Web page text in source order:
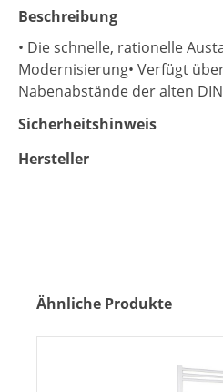
Beschreibung
• Die schnelle, rationelle
Modernisierung• Verfügt
Nabenabstände der alten
Sicherheitshinweis
Hersteller
Produktgalerie überspringen
Ähnliche Produkte